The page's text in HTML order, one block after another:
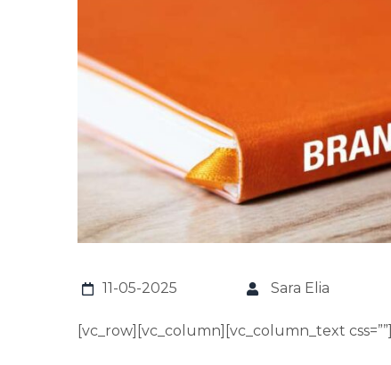
11-05-2025 Sara Elia
[vc_row][vc_column][vc_column_text css=””]